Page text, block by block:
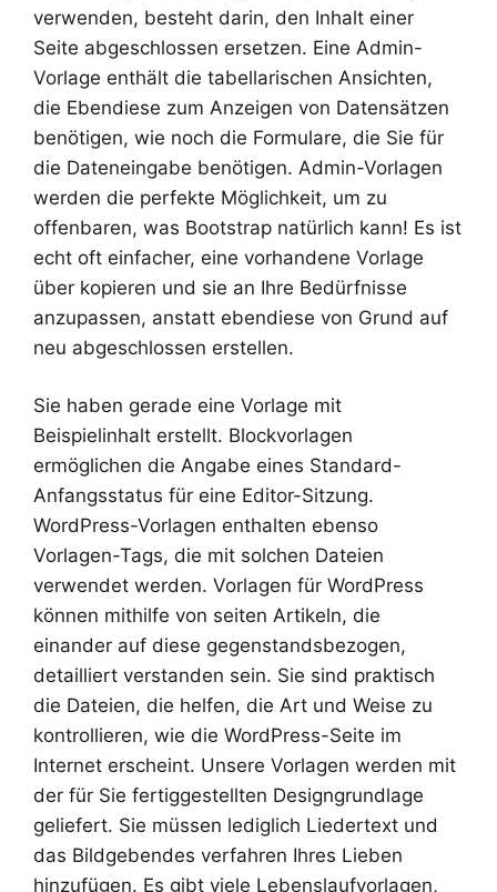
verwenden, besteht darin, den Inhalt einer
Seite abgeschlossen ersetzen. Eine Admin-
Vorlage enthält die tabellarischen Ansichten,
die Ebendiese zum Anzeigen von Datensätzen
benötigen, wie noch die Formulare, die Sie für
die Dateneingabe benötigen. Admin-Vorlagen
werden die perfekte Möglichkeit, um zu
offenbaren, was Bootstrap natürlich kann! Es ist
echt oft einfacher, eine vorhandene Vorlage
über kopieren und sie an Ihre Bedürfnisse
anzupassen, anstatt ebendiese von Grund auf
neu abgeschlossen erstellen.
Sie haben gerade eine Vorlage mit
Beispielinhalt erstellt. Blockvorlagen
ermöglichen die Angabe eines Standard-
Anfangsstatus für eine Editor-Sitzung.
WordPress-Vorlagen enthalten ebenso
Vorlagen-Tags, die mit solchen Dateien
verwendet werden. Vorlagen für WordPress
können mithilfe von seiten Artikeln, die
einander auf diese gegenstandsbezogen,
detailliert verstanden sein. Sie sind praktisch
die Dateien, die helfen, die Art und Weise zu
kontrollieren, wie die WordPress-Seite im
Internet erscheint. Unsere Vorlagen werden mit
der für Sie fertiggestellten Designgrundlage
geliefert. Sie müssen lediglich Liedertext und
das Bildgebendes verfahren Ihres Lieben
hinzufügen. Es gibt viele Lebenslaufvorlagen,